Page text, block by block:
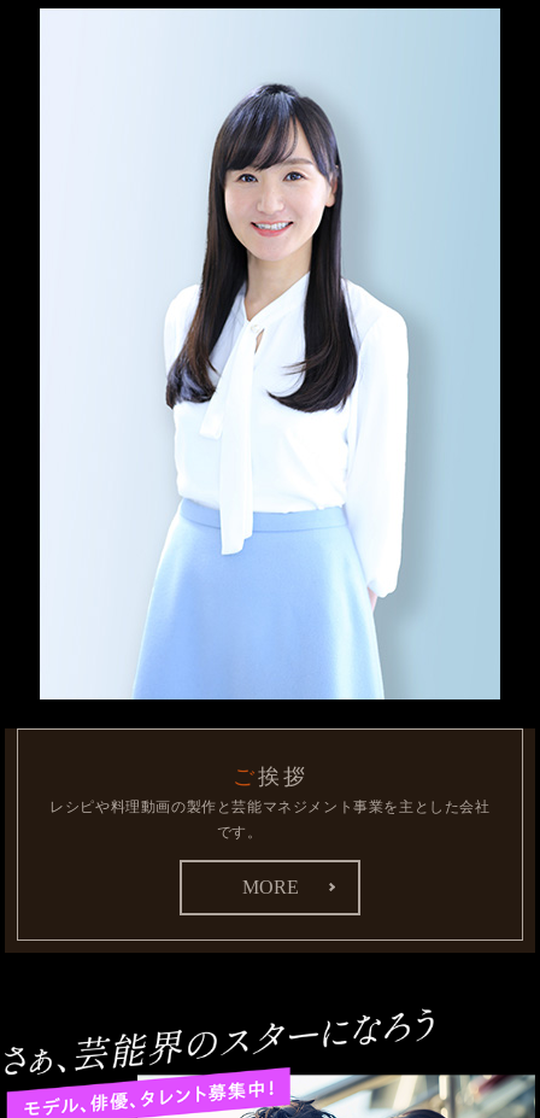
ご挨拶
レシピや料理動画の製作と芸能マネジメント事業を主とした会社
です。
MORE